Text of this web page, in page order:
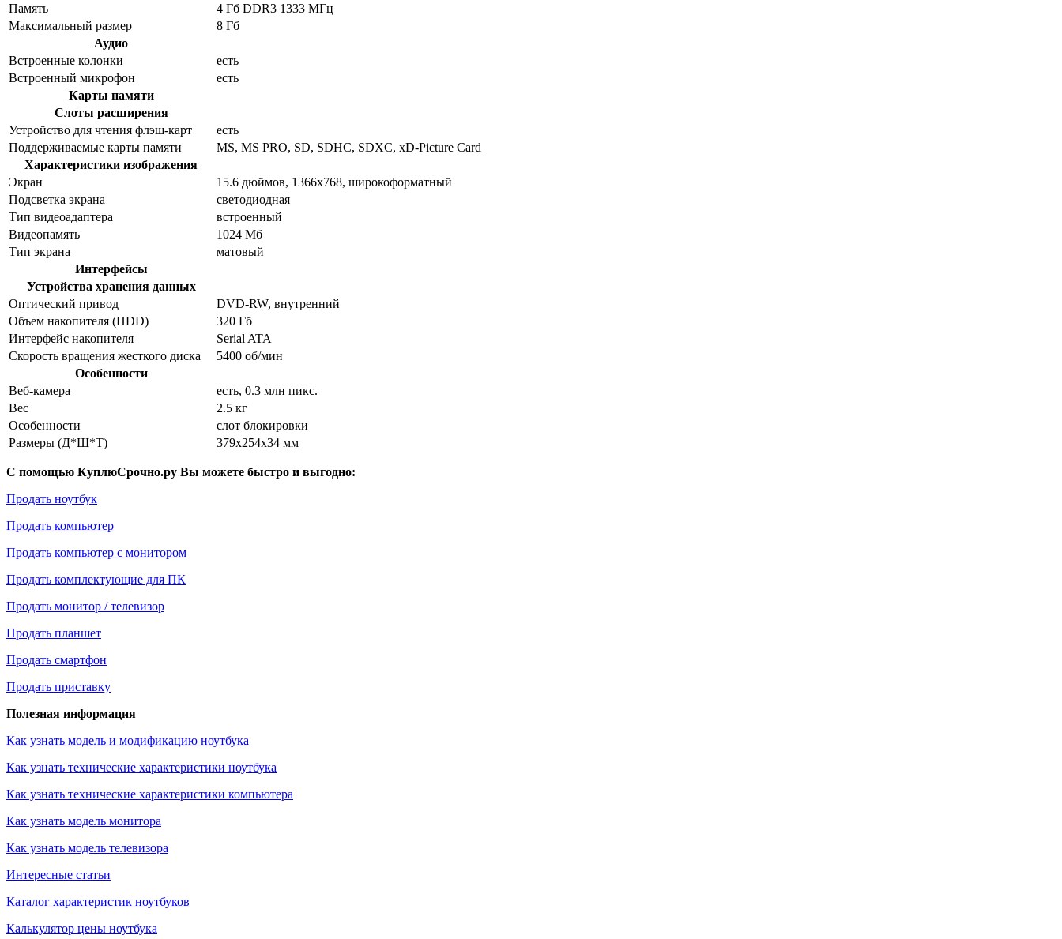
Память
4 Гб DDR3 1333 МГц
Максимальный размер
8 Гб
Аудио
Встроенные колонки
есть
Встроенный микрофон
есть
Карты памяти
Слоты расширения
Устройство для чтения флэш-карт
есть
Поддерживаемые карты памяти
MS, MS PRO, SD, SDHC, SDXC, xD-Picture Card
Характеристики изображения
Экран
15.6 дюймов, 1366x768, широкоформатный
Подсветка экрана
светодиодная
Тип видеоадаптера
встроенный
Видеопамять
1024 Мб
Тип экрана
матовый
Интерфейсы
Устройства хранения данных
Оптический привод
DVD-RW, внутренний
Объем накопителя (HDD)
320 Гб
Интерфейс накопителя
Serial ATA
Скорость вращения жесткого диска
5400 об/мин
Особенности
Веб-камера
есть, 0.3 млн пикс.
Вес
2.5 кг
Особенности
слот блокировки
Размеры (Д*Ш*Т)
379x254x34 мм
С помощью КуплюСрочно.ру Вы можете быстро и выгодно:
Продать ноутбук
Продать компьютер
Продать компьютер с монитором
Продать комплектующие для ПК
Продать монитор / телевизор
Продать планшет
Продать смартфон
Продать приставку
Полезная информация
Как узнать модель и модификацию ноутбука
Как узнать технические характеристики ноутбука
Как узнать технические характеристики компьютера
Как узнать модель монитора
Как узнать модель телевизора
Интересные статьи
Каталог характеристик ноутбуков
Калькулятор цены ноутбука